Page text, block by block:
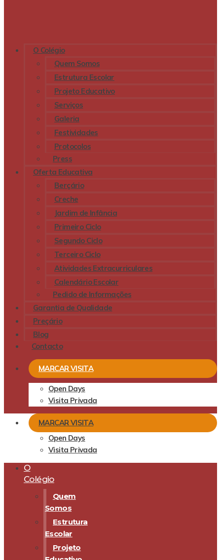
O Colégio
Quem Somos
Estrutura Escolar
Projeto Educativo
Serviços
Galeria
Festividades
Protocolos
Press
Oferta Educativa
Berçário
Creche
Jardim de Infância
Primeiro Ciclo
Segundo Ciclo
Terceiro Ciclo
Atividades Extracurriculares
Calendário Escolar
Pedido de Informações
Garantia de Qualidade
Preçário
Blog
Contacto
MARCAR VISITA
Open Days
Visita Privada
MARCAR VISITA
Open Days
Visita Privada
O
Colégio
Quem
Somos
Estrutura
Escolar
Projeto